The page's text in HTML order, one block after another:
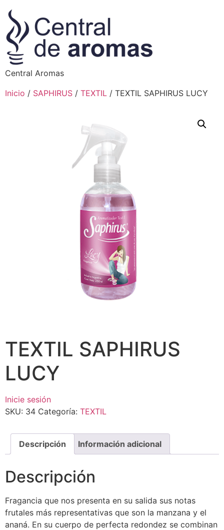
Central Aromas
Inicio / SAPHIRUS / TEXTIL / TEXTIL SAPHIRUS LUCY
TEXTIL SAPHIRUS
LUCY
Inicie sesión
SKU: 34 Categoría: TEXTIL
Descripción Información adicional
Descripción
Fragancia que nos presenta en su salida sus notas
frutales más representativas que son la manzana y el
ananá. En su cuerpo de perfecta redondez se combinan